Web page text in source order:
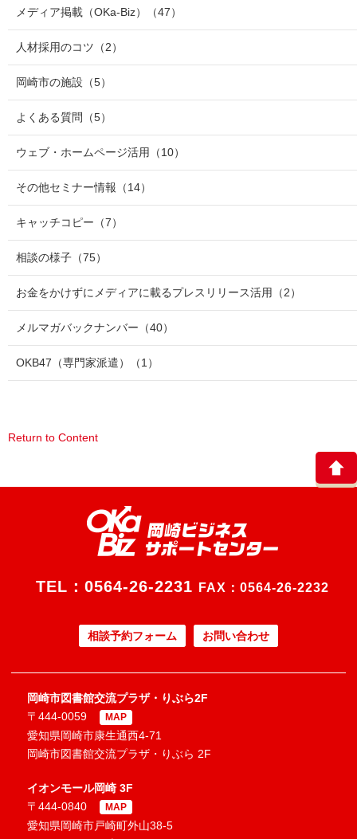
メディア掲載（OKa-Biz） （47）
人材採用のコツ （2）
岡崎市の施設 （5）
よくある質問 （5）
ウェブ・ホームページ活用 （10）
その他セミナー情報 （14）
キャッチコピー （7）
相談の様子 （75）
お金をかけずにメディアに載るプレスリリース活用 （2）
メルマガバックナンバー （40）
OKB47（専門家派遣） （1）
Return to Content
TEL： 0564-26-2231 FAX：0564-26-2232
相談予約フォーム お問い合わせ
岡崎市図書館交流プラザ・りぶら2F
〒444-0059
MAP
愛知県岡崎市康生通西4-71
岡崎市図書館交流プラザ・りぶら 2F
イオンモール岡崎 3F
〒444-0840
MAP
愛知県岡崎市戸崎町外山38-5